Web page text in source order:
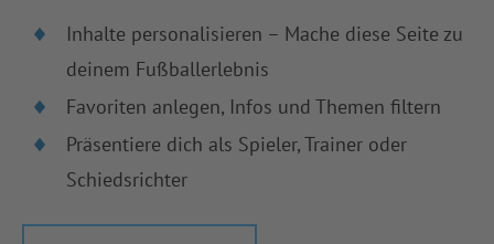
Inhalte personalisieren – Mache diese Seite zu
deinem Fußballerlebnis
Favoriten anlegen, Infos und Themen filtern
Präsentiere dich als Spieler, Trainer oder
Schiedsrichter